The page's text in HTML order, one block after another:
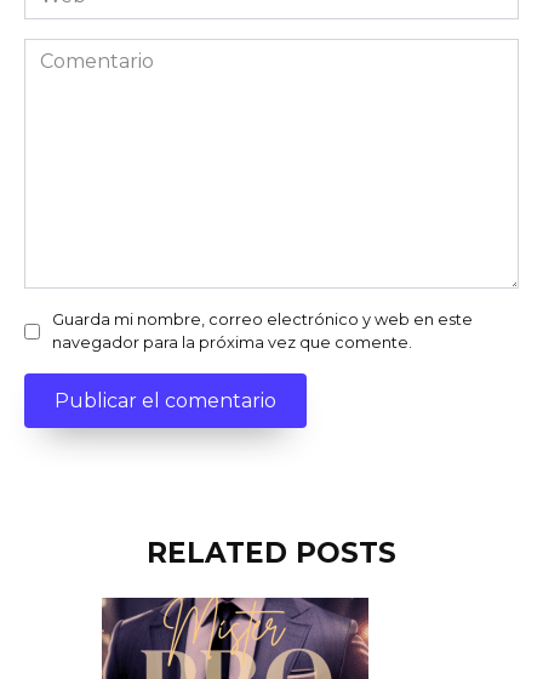
Comentario
Guarda mi nombre, correo electrónico y web en este
navegador para la próxima vez que comente.
RELATED POSTS